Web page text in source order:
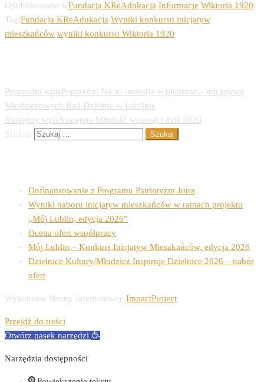
Opublikowano wFundacja KReAdukacja Informacje Wiktoria 1920
TagiFundacja KReAdukacja Wyniki konkursu inicjatyw
mieszkańców wyniki konkursu Wiktoria 1920
Poprzedni wpisPoprzedni Jak to melodia w plenerze – inicjatywa
Młodzieżowych Rad Dzielnic w Lublinie
Następny wpisNastępne Młodość wczoraj i dziś 2020
Dofinansowanie z Programu Patriotyzm Jutra
Wyniki naboru inicjatyw mieszkańców w ramach projektu
„Mój Lublin, edycja 2026”
Ocena ofert współpracy
Mój Lublin – Konkurs Inicjatyw Mieszkańców, edycja 2026
Dzielnice Kultury/Młodzież Inspiruje Dzielnice 2026 – nabór
ofert
Wykonanie Strony Internetowej: ImpactProject
Przejdź do treści
Otwórz pasek narzędzi
Narzędzia dostępności